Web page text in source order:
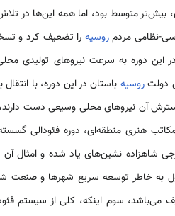
بیش‌تر متوسط بود، اما همه این‌ها در
نظامی مردمروسیه را تضعیف کرد و
این دوره به سرعت نیروهای تولیدی
دولتروسیه باستان در این دوره، با
هنری منطقه‌ای، دوره فئودالی
شاهزاده نشین‌های یاد شده و امثال
اول به خاطر توسعه سریع شهرها و
سوم اینکه، کلی از سیستم